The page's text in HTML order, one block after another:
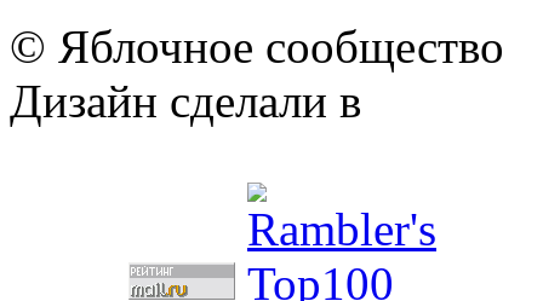
© Яблочное сообщество
Дизайн сделали в